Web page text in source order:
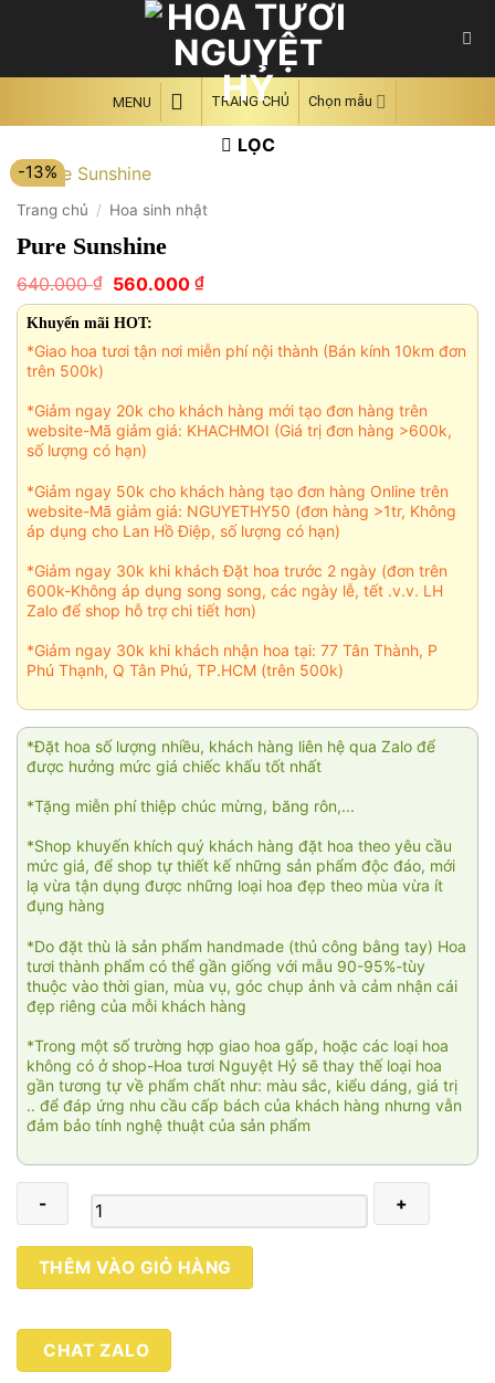
MENU TRANG CHỦ Chọn mẫu
LỌC
-13%
Trang chủ / Hoa sinh nhật
Pure Sunshine
640.000₫ Giá
gốc
là:
640.000 ₫.
560.000 ₫Giá
hiện
560.000 ₫.
Khuyến mãi HOT:
*Giao hoa tươi tận nơi miễn phí nội thành (Bán kính 10km đơn
trên 500k)
*Giảm ngay 20k cho khách hàng mới tạo đơn hàng trên
website-Mã giảm giá: KHACHMOI (Giá trị đơn hàng >600k,
số lượng có hạn)
*Giảm ngay 50k cho khách hàng tạo đơn hàng Online trên
website-Mã giảm giá: NGUYETHY50 (đơn hàng >1tr, Không
áp dụng cho Lan Hồ Điệp, số lượng có hạn)
*Giảm ngay 30k khi khách Đặt hoa trước 2 ngày (đơn trên
600k-Không áp dụng song song, các ngày lễ, tết .v.v. LH
Zalo để shop hỗ trợ chi tiết hơn)
*Giảm ngay 30k khi khách nhận hoa tại: 77 Tân Thành, P
Phú Thạnh, Q Tân Phú, TP.HCM (trên 500k)
*Đặt hoa số lượng nhiều, khách hàng liên hệ qua Zalo để
được hưởng mức giá chiếc khấu tốt nhất
*Tặng miễn phí thiệp chúc mừng, băng rôn,...
*Shop khuyến khích quý khách hàng đặt hoa theo yêu cầu
mức giá, để shop tự thiết kế những sản phẩm độc đáo, mới
lạ vừa tận dụng được những loại hoa đẹp theo mùa vừa ít
đụng hàng
*Do đặt thù là sản phẩm handmade (thủ công bằng tay) Hoa
tươi thành phẩm có thể gần giống với mẫu 90-95%-tùy
thuộc vào thời gian, mùa vụ, góc chụp ảnh và cảm nhận cái
đẹp riêng của mỗi khách hàng
*Trong một số trường hợp giao hoa gấp, hoặc các loại hoa
không có ở shop-Hoa tươi Nguyệt Hỷ sẽ thay thế loại hoa
gần tương tự về phẩm chất như: màu sắc, kiểu dáng, giá trị
.. để đáp ứng nhu cầu cấp bách của khách hàng nhưng vẫn
đảm bảo tính nghệ thuật của sản phẩm
Pure
Sunshine
lượng
THÊM VÀO GIỎ HÀNG
CHAT ZALO